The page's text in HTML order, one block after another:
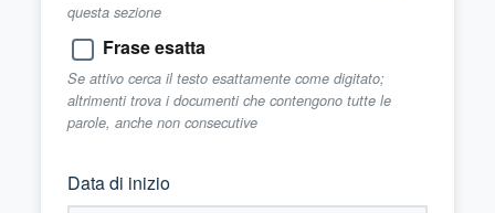
questa sezione
Frase esatta
Se attivo cerca il testo esattamente come digitato;
altrimenti trova i documenti che contengono tutte le
parole, anche non consecutive
Data di inizio